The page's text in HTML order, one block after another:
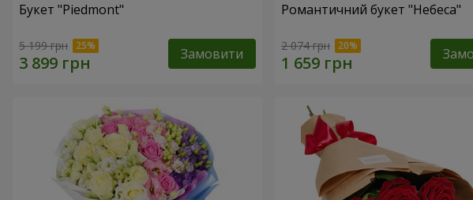
Букет "Piedmont"
5 199 грн Замовити
Романтичний букет "Небеса"
2 074 грн